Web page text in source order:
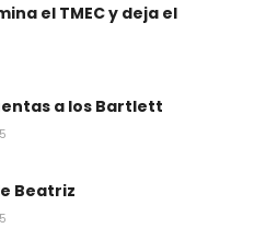
el TMEC y deja el
a los Bartlett
Beatriz